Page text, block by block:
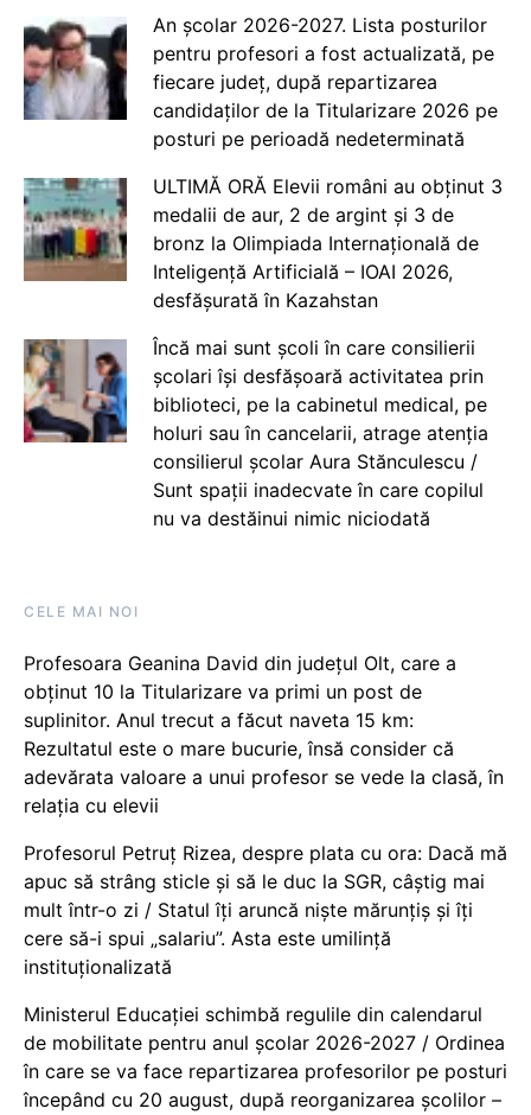
An școlar 2026-2027. Lista posturilor
pentru profesori a fost actualizată, pe
fiecare județ, după repartizarea
candidaților de la Titularizare 2026 pe
posturi pe perioadă nedeterminată
ULTIMĂ ORĂ Elevii români au obținut 3
medalii de aur, 2 de argint și 3 de
bronz la Olimpiada Internațională de
Inteligență Artificială – IOAI 2026,
desfășurată în Kazahstan
Încă mai sunt școli în care consilierii
școlari își desfășoară activitatea prin
biblioteci, pe la cabinetul medical, pe
holuri sau în cancelarii, atrage atenția
consilierul școlar Aura Stănculescu /
Sunt spații inadecvate în care copilul
nu va destăinui nimic niciodată
CELE MAI NOI
Profesoara Geanina David din județul Olt, care a
obținut 10 la Titularizare va primi un post de
suplinitor. Anul trecut a făcut naveta 15 km:
Rezultatul este o mare bucurie, însă consider că
adevărata valoare a unui profesor se vede la clasă, în
relația cu elevii
Profesorul Petruț Rizea, despre plata cu ora: Dacă mă
apuc să strâng sticle și să le duc la SGR, câștig mai
mult într-o zi / Statul îți aruncă niște mărunțiș și îți
cere să-i spui „salariu”. Asta este umilință
instituționalizată
Ministerul Educației schimbă regulile din calendarul
de mobilitate pentru anul școlar 2026-2027 / Ordinea
în care se va face repartizarea profesorilor pe posturi
începând cu 20 august, după reorganizarea școlilor –